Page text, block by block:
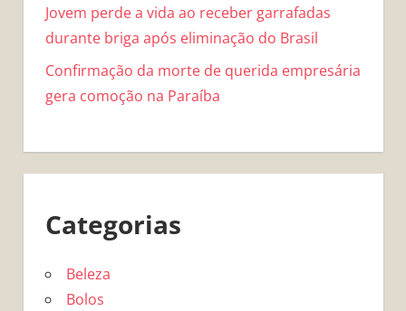
Jovem perde a vida ao receber garrafadas
durante briga após eliminação do Brasil
Confirmação da morte de querida empresária
gera comoção na Paraíba
Categorias
Beleza
Bolos